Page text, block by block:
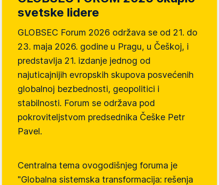
svetske lidere
GLOBSEC Forum 2026 održava se od 21. do
23. maja 2026. godine u Pragu, u Češkoj, i
predstavlja 21. izdanje jednog od
najuticajnijih evropskih skupova posvećenih
globalnoj bezbednosti, geopolitici i
stabilnosti. Forum se održava pod
pokroviteljstvom predsednika Češke Petr
Pavel.
Centralna tema ovogodišnjeg foruma je
"Globalna sistemska transformacija: rešenja